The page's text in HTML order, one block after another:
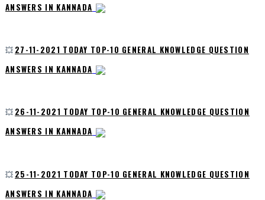
ANSWERS IN KANNADA
💥 27-11-2021 TODAY TOP-10 GENERAL KNOWLEDGE QUESTION
ANSWERS IN KANNADA
💥 26-11-2021 TODAY TOP-10 GENERAL KNOWLEDGE QUESTION
ANSWERS IN KANNADA
💥 25-11-2021 TODAY TOP-10 GENERAL KNOWLEDGE QUESTION
ANSWERS IN KANNADA